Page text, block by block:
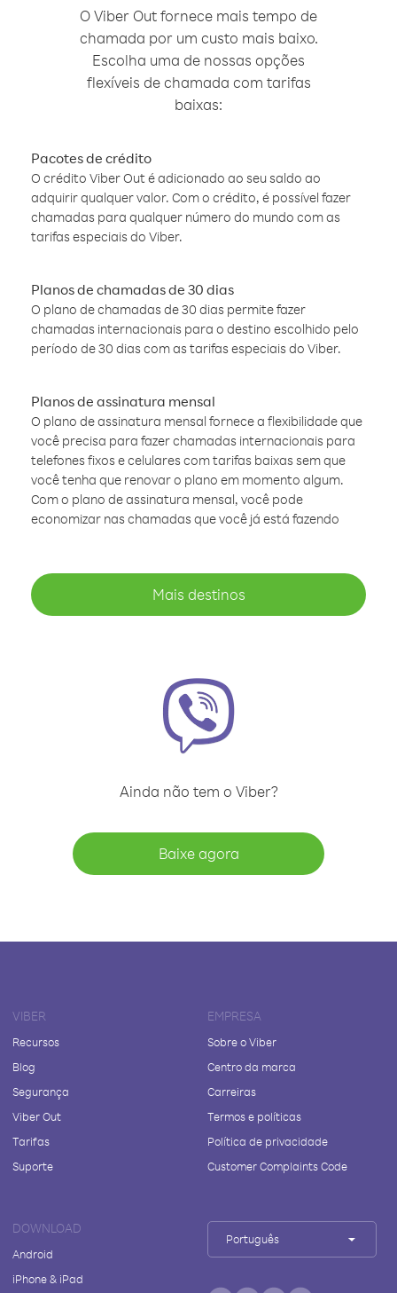
O Viber Out fornece mais tempo de
chamada por um custo mais baixo.
Escolha uma de nossas opções
flexíveis de chamada com tarifas
baixas:
Pacotes de crédito
O crédito Viber Out é adicionado ao seu saldo ao
adquirir qualquer valor. Com o crédito, é possível fazer
chamadas para qualquer número do mundo com as
tarifas especiais do Viber.
Planos de chamadas de 30 dias
O plano de chamadas de 30 dias permite fazer
chamadas internacionais para o destino escolhido pelo
período de 30 dias com as tarifas especiais do Viber.
Planos de assinatura mensal
O plano de assinatura mensal fornece a flexibilidade que
você precisa para fazer chamadas internacionais para
telefones fixos e celulares com tarifas baixas sem que
você tenha que renovar o plano em momento algum.
Com o plano de assinatura mensal, você pode
economizar nas chamadas que você já está fazendo
Mais destinos
Ainda não tem o Viber?
Baixe agora
VIBER
Recursos
Blog
Segurança
Viber Out
Tarifas
Suporte
EMPRESA
Sobre o Viber
Centro da marca
Carreiras
Termos e políticas
Política de privacidade
Customer Complaints Code
DOWNLOAD
Android
iPhone & iPad
Português